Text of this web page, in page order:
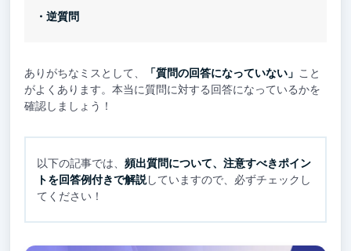
・逆質問
ありがちなミスとして、 「質問の回答になっていない」 こと
がよくあります。本当に質問に対する回答になっているかを
確認しましょう！
以下の記事では、頻出質問について、注意すべきポイン
トを回答例付きで解説していますので、必ずチェックし
てください！